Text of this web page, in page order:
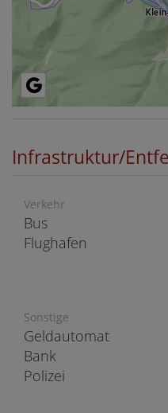
Infrastruktur/
Verkehr
Bus
Flughafen
Sonstige
Geldautomat
Bank
Polizei